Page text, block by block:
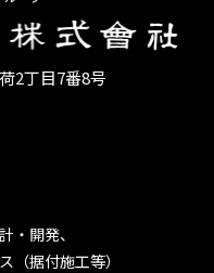
2丁目7番8号
・開発、
（据付施工等）